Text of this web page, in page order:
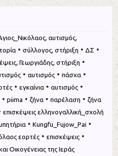
αυτισμός,
• σύλλογος, στήριξη • ΔΣ •
Γεωργιάδης, στήριξη •
• αυτισμός • πάσχα •
• εγκαίνια • αυτισμός •
• piima • ζήνα • παρέλαση • ζήνα
επισκέψεις ελληνογαλλική_σχολή
• Kungfu_Fujow_Pai •
εορτές • επισκέψεις •
Οικογένειας της Ιεράς